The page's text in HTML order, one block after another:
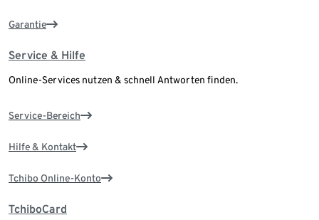
Garantie
Service & Hilfe
Online-Services nutzen & schnell Antworten finden.
Service-Bereich
Hilfe & Kontakt
Tchibo Online-Konto
TchiboCard